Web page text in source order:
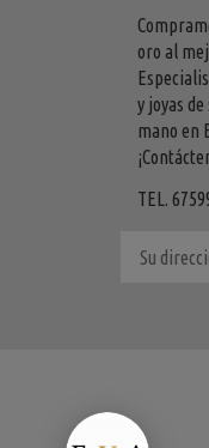
oro al
y joyas de
mano en
TEL.